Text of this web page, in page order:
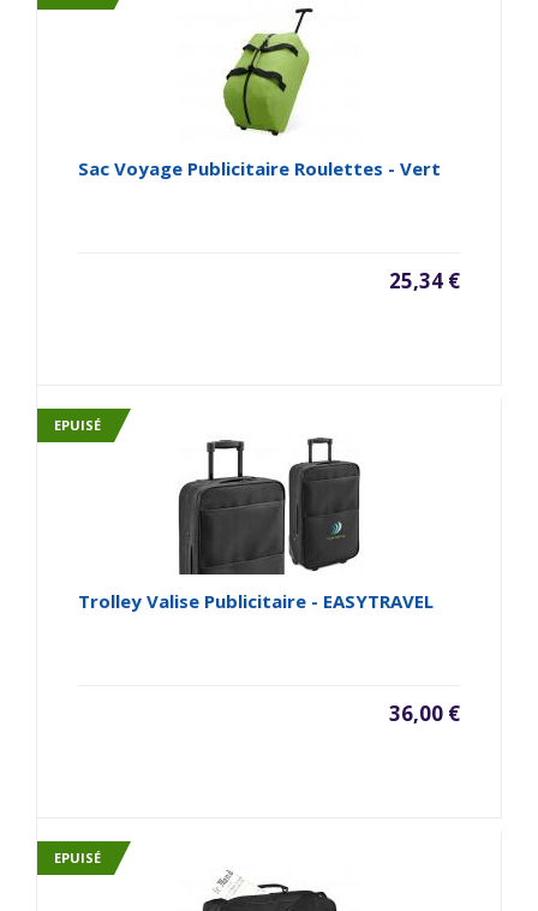
Sac Voyage Publicitaire Roulettes - Vert
25,34 €
EPUISÉ
Trolley Valise Publicitaire - EASYTRAVEL
36,00 €
EPUISÉ